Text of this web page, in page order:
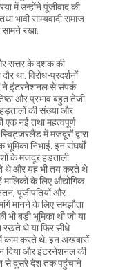
में उन्होंने पूंजीवाद की
भावी साम्यवादी समाज
रखा.
सत्तर के दशक की
था. विरोध-प्रदर्शनों
ने इंटरनेशनल से संपर्क
और प्रभाव बहुत तेजी
की संख्या और
एक नई तथा महत्वपूर्ण
में मजदूरों द्वारा
निभाई. इन संघर्षों
के मजदूर हड़ताली
थे और यह भी तय करते थे
के लिए औद्योगिक
पूंजीपतियों और
मानने के लिए समझौता
बड़ी भूमिका थी जो या
रखते थे या फिर सीधे
करते थे. इन अखबारों
दिया और इंटरनेशनल की
से दूसरे देश तक पहुंचाने